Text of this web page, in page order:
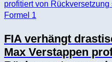
Formel 1
FIA verhängt
Max Verstappen